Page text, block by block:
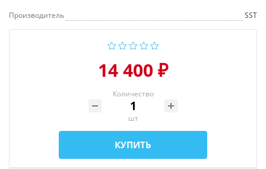
Производитель SST
14 400 ₽
Количество
шт
КУПИТЬ